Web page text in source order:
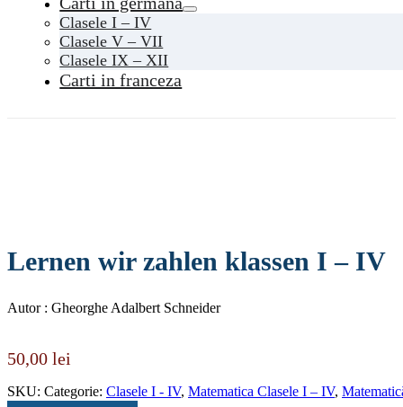
Clasele I – IV
Clasele V – VII
Clasele IX – XII
Carti in franceza
Lernen wir zahlen klassen I – IV
Autor : Gheorghe Adalbert Schneider
50,00 lei
SKU: Categorie: Clasele I - IV, Matematica Clasele I – IV,